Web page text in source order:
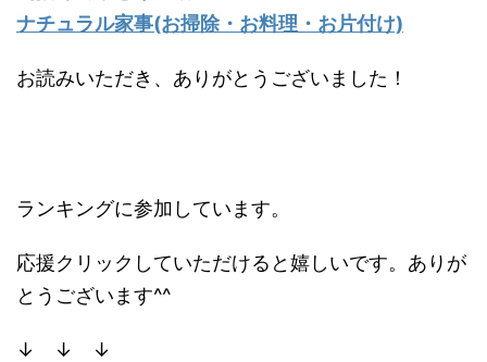
ナチュラル家事(お掃除・お料理・お片付け)
お読みいただき、ありがとうございました！
ランキングに参加しています。
応援クリックしていただけると嬉しいです。ありが
とうございます^^
↓ ↓ ↓